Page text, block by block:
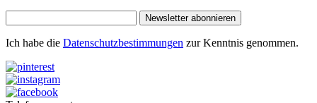
Newsletter abonnieren
Ich habe die Datenschutzbestimmungen zur Kenntnis genommen.